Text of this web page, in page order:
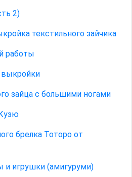
2)
текстильного зайчика
работы
зайца с большими ногами
брелка Тоторо от
игрушки (амигуруми)